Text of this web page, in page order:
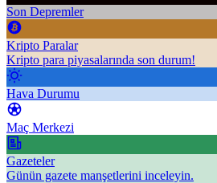
Son Depremler
Kripto Paralar
Kripto para piyasalarında son durum!
Hava Durumu
Maç Merkezi
Gazeteler
Günün gazete manşetlerini inceleyin.